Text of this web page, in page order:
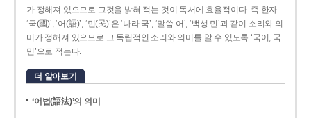
가 정해져 있으므로 그것을 밝혀 적는 것이 독서에 효율적이다. 즉 한자
‘국(國)’, ‘어(語)’, ‘민(民)’은 ‘나라 국’, ‘말씀 어’, ‘백성 민’과 같이 소리와 의
미가 정해져 있으므로 그 독립적인 소리와 의미를 알 수 있도록 ‘국어, 국
민’으로 적는다.
더 알아보기
‘어법(語法)’의 의미